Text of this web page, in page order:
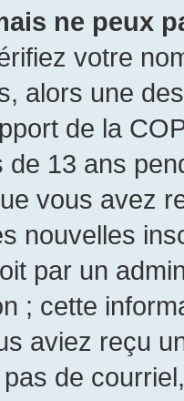
ne peux
votre
alors une
de la
13 ans
vous avez
nouvelles
par un
; cette
aviez reçu
de